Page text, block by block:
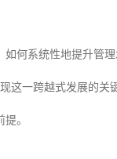
何系统性地提升管
这一跨越式发展的关
。